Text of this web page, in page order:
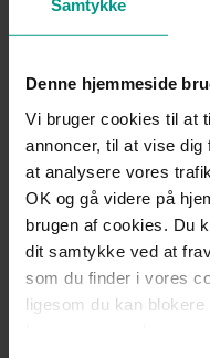
Samtykke
Denne hjemmeside
Vi bruger cookies til at
annoncer, til at vise
at analysere vores
OK og gå videre på
brugen af cookies. Du
dit samtykke ved at
som du finder i vores
ligesom du kan
Vurdering af
Behovet for udfasning af
planlægning for
etablering af vindmøller
følge af lokal modstand.
det regeringens hensigt
kompensationen til
De hidtidige ordninger